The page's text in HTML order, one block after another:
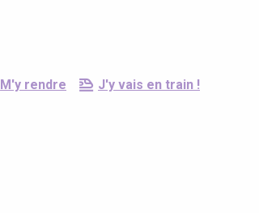
M'y rendre J'y vais en train !